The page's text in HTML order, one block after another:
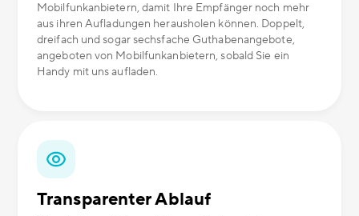
Mobilfunkanbietern, damit Ihre Empfänger noch mehr
aus ihren Aufladungen herausholen können. Doppelt,
dreifach und sogar sechsfache Guthabenangebote,
angeboten von Mobilfunkanbietern, sobald Sie ein
Handy mit uns aufladen.
Transparenter Ablauf